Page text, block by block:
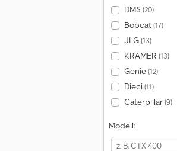
DMS (20)
Bobcat(17)
JLG(13)
KRAMER (13)
Genie(12)
Dieci(11)
Caterpillar(9)
Modell: